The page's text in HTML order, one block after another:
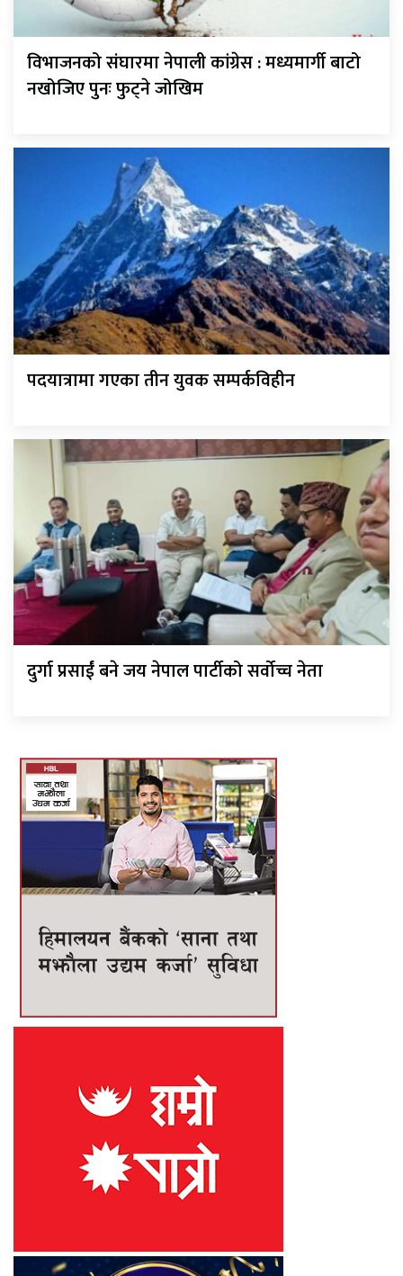
विभाजनको संघारमा नेपाली कांग्रेस : मध्यमार्गी बाटो
नखोजिए पुनः फुट्ने जोखिम
पदयात्रामा गएका तीन युवक सम्पर्कविहीन
दुर्गा प्रसाईं बने जय नेपाल पार्टीको सर्वोच्च नेता